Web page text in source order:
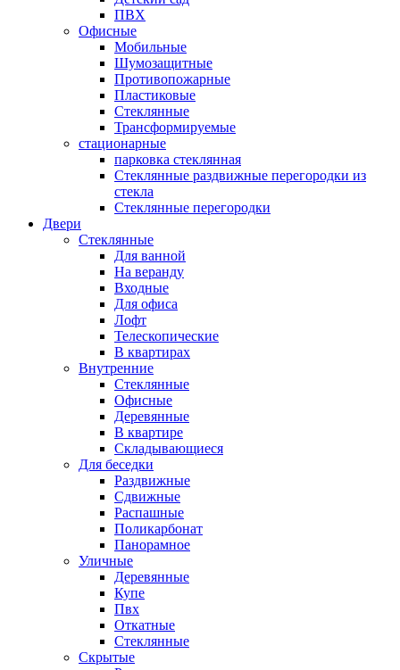
ПВХ
Офисные
Мобильные
Шумозащитные
Противопожарные
Пластиковые
Стеклянные
Трансформируемые
стационарные
парковка стеклянная
Стеклянные раздвижные перегородки из
стекла
Стеклянные перегородки
Двери
Стеклянные
Для ванной
На веранду
Входные
Для офиса
Лофт
Телескопические
В квартирах
Внутренние
Стеклянные
Офисные
Деревянные
В квартире
Складывающиеся
Для беседки
Раздвижные
Сдвижные
Распашные
Поликарбонат
Панорамное
Уличные
Деревянные
Купе
Пвх
Откатные
Стеклянные
Скрытые